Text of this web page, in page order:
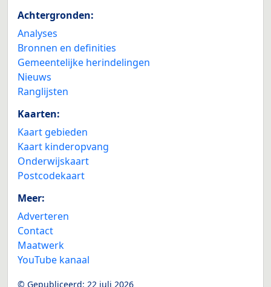
Achtergronden:
Analyses
Bronnen en definities
Gemeentelijke herindelingen
Nieuws
Ranglijsten
Kaarten:
Kaart gebieden
Kaart kinderopvang
Onderwijskaart
Postcodekaart
Meer:
Adverteren
Contact
Maatwerk
YouTube kanaal
© Gepubliceerd: 22 juli 2026